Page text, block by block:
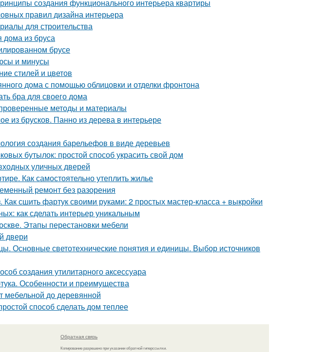
создания функционального интерьера квартиры
правил дизайна интерьера
для строительства
дома из бруса
брусе
и минусы
стилей и цветов
дома с помощью облицовки и отделки фронтона
бра для своего дома
методы и материалы
из брусков. Панно из дерева в интерьере
создания барельефов в виде деревьев
бутылок: простой способ украсить свой дом
уличных дверей
Как самостоятельно утеплить жилье
ремонт без разорения
Как сшить фартук своими руками: 2 простых мастер-класса + выкройки
как сделать интерьер уникальным
Этапы перестановки мебели
двери
Основные светотехнические понятия и единицы. Выбор источников
создания утилитарного аксессуара
Особенности и преимущества
мебельной до деревянной
способ сделать дом теплее
Обратная связь
Копирование разрешено при указании обратной гиперссылки.